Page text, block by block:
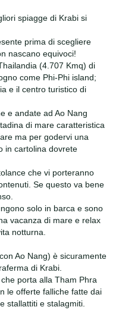
spiagge di Krabi si
prima di scegliere
nascano equivoci!
(4.707 Kmq) di
come Phi-Phi island;
e il centro turistico di
e andate ad Ao Nang
di mare caratteristica
ma per godervi una
in cartolina dovrete
che vi porteranno
Se questo va bene
solo in barca e sono
vacanza di mare e relax
notturna.
Ao Nang) è sicuramente
di Krabi.
porta alla Tham Phra
le offerte falliche fatte dai
stallattiti e stalagmiti.